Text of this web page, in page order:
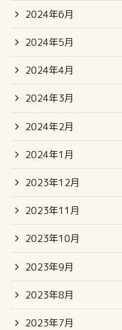
2024年6月
2024年5月
2024年4月
2024年3月
2024年2月
2024年1月
2023年12月
2023年11月
2023年10月
2023年9月
2023年8月
2023年7月